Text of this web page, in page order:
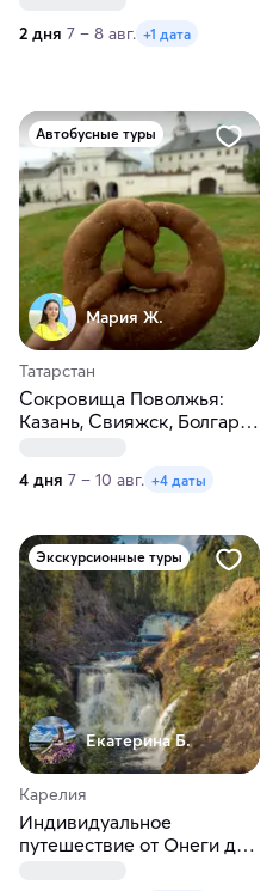
2 дня 7 – 8 авг. +1 дата
Автобусные туры
Мария Ж.
Татарстан
Сокровища Поволжья:
Казань, Свияжск, Болгар.
4 дня 7 – 10 авг. +4 даты
Экскурсионные туры
Екатерина Б.
Карелия
Индивидуальное
путешествие от Онеги до